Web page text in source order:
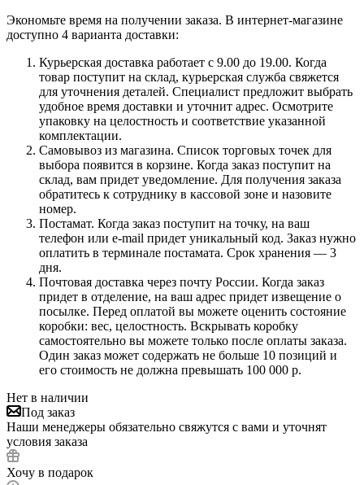
Экономьте время на получении заказа. В интернет-магазине
доступно 4 варианта доставки:
Курьерская доставка работает с 9.00 до 19.00. Когда
товар поступит на склад, курьерская служба свяжется
для уточнения деталей. Специалист предложит выбрать
удобное время доставки и уточнит адрес. Осмотрите
упаковку на целостность и соответствие указанной
комплектации.
Самовывоз из магазина. Список торговых точек для
выбора появится в корзине. Когда заказ поступит на
склад, вам придет уведомление. Для получения заказа
обратитесь к сотруднику в кассовой зоне и назовите
номер.
Постамат. Когда заказ поступит на точку, на ваш
телефон или e-mail придет уникальный код. Заказ нужно
оплатить в терминале постамата. Срок хранения — 3
дня.
Почтовая доставка через почту России. Когда заказ
придет в отделение, на ваш адрес придет извещение о
посылке. Перед оплатой вы можете оценить состояние
коробки: вес, целостность. Вскрывать коробку
самостоятельно вы можете только после оплаты заказа.
Один заказ может содержать не больше 10 позиций и
его стоимость не должна превышать 100 000 р.
Нет в наличии
Под заказ
Наши менеджеры обязательно свяжутся с вами и уточнят
условия заказа
Хочу в подарок